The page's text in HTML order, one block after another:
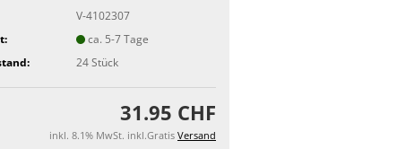
V-4102307
ca. 5-7 Tage
24Stück
31.95 CHF
inkl. 8.1% MwSt. inkl.Gratis Versand